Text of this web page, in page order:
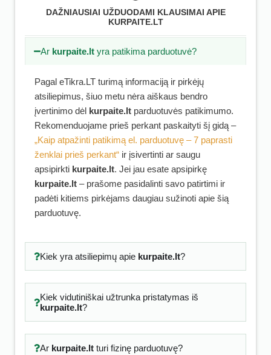
DAŽNIAUSIAI UŽDUODAMI KLAUSIMAI APIE
KURPAITE.LT
Ar kurpaite.lt yra patikima parduotuvė?
Pagal eTikra.LT turimą informaciją ir pirkėjų
atsiliepimus, šiuo metu nėra aiškaus bendro
įvertinimo dėl kurpaite.lt parduotuvės patikimumo.
Rekomenduojame prieš perkant paskaityti šį gidą –
„Kaip atpažinti patikimą el. parduotuvę – 7 paprasti
ženklai prieš perkant“ ir įsivertinti ar saugu
apsipirkti kurpaite.lt. Jei jau esate apsipirkę
kurpaite.lt – prašome pasidalinti savo patirtimi ir
padėti kitiems pirkėjams daugiau sužinoti apie šią
parduotuvę.
Kiek yra atsiliepimų apie kurpaite.lt?
Kiek vidutiniškai užtrunka pristatymas iš
kurpaite.lt?
Ar kurpaite.ltturi fizinę parduotuvę?